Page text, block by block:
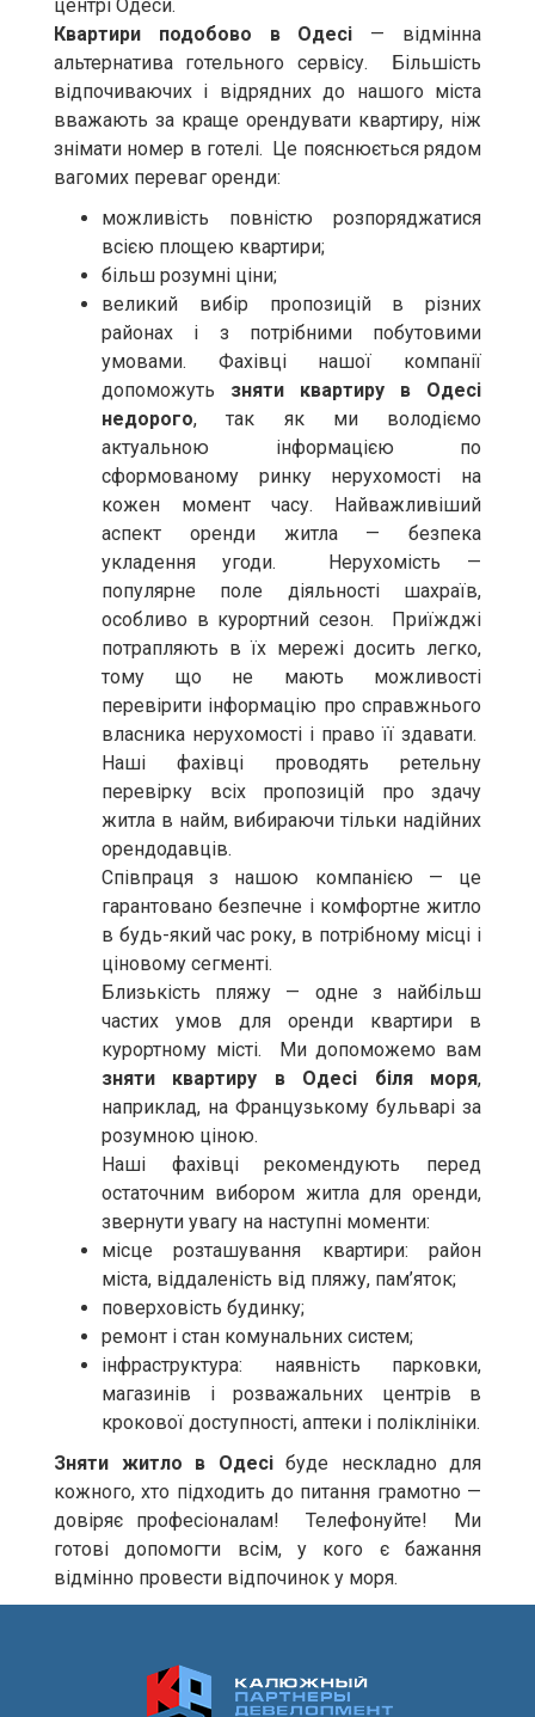
центрі Одеси.
Квартири подобово в Одесі — відмінна
альтернатива готельного сервісу. Більшість
відпочиваючих і відрядних до нашого міста
вважають за краще орендувати квартиру, ніж
знімати номер в готелі. Це пояснюється рядом
вагомих переваг оренди:
можливість повністю розпоряджатися
всією площею квартири;
більш розумні ціни;
великий вибір пропозицій в різних
районах і з потрібними побутовими
умовами. Фахівці нашої компанії
допоможуть зняти квартиру в Одесі
недорого, так як ми володіємо
актуальною інформацією по
сформованому ринку нерухомості на
кожен момент часу. Найважливіший
аспект оренди житла — безпека
укладення угоди. Нерухомість —
популярне поле діяльності шахраїв,
особливо в курортний сезон. Приїжджі
потрапляють в їх мережі досить легко,
тому що не мають можливості
перевірити інформацію про справжнього
власника нерухомості і право її здавати.
Наші фахівці проводять ретельну
перевірку всіх пропозицій про здачу
житла в найм, вибираючи тільки надійних
орендодавців.
Співпраця з нашою компанією — це
гарантовано безпечне і комфортне житло
в будь-який час року, в потрібному місці і
ціновому сегменті.
Близькість пляжу — одне з найбільш
частих умов для оренди квартири в
курортному місті. Ми допоможемо вам
зняти квартиру в Одесі біля моря,
наприклад, на Французькому бульварі за
розумною ціною.
Наші фахівці рекомендують перед
остаточним вибором житла для оренди,
звернути увагу на наступні моменти:
місце розташування квартири: район
міста, віддаленість від пляжу, пам’яток;
поверховість будинку;
ремонт і стан комунальних систем;
інфраструктура: наявність парковки,
магазинів і розважальних центрів в
крокової доступності, аптеки і поліклініки.
Зняти житло в Одесібуде нескладно для
кожного, хто підходить до питання грамотно —
довіряє професіоналам! Телефонуйте! Ми
готові допомогти всім, у кого є бажання
відмінно провести відпочинок у моря.